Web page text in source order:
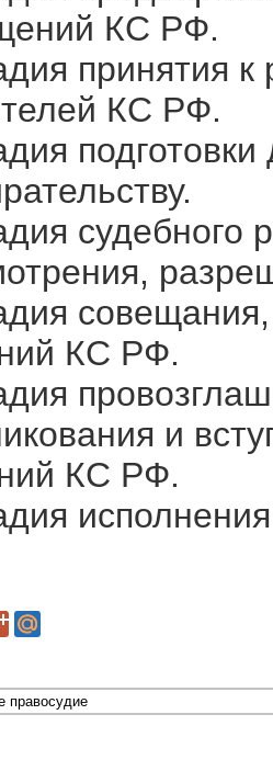
КС РФ.
принятия
КС РФ.
судебного
КС РФ.
и
КС РФ.